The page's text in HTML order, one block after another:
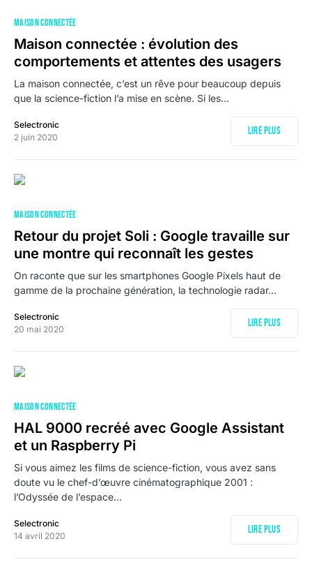
MAISON CONNECTÉE
Maison connectée : évolution des
comportements et attentes des usagers
La maison connectée, c’est un rêve pour beaucoup depuis
que la science-fiction l’a mise en scène. Si les…
Selectronic
2 juin 2020
Lire plus
MAISON CONNECTÉE
Retour du projet Soli : Google travaille sur
une montre qui reconnaît les gestes
On raconte que sur les smartphones Google Pixels haut de
gamme de la prochaine génération, la technologie radar…
Selectronic
20 mai 2020
Lire plus
MAISON CONNECTÉE
HAL 9000 recréé avec Google Assistant
et un Raspberry Pi
Si vous aimez les films de science-fiction, vous avez sans
doute vu le chef-d’œuvre cinématographique 2001 :
l’Odyssée de l’espace…
Selectronic
14 avril 2020
Lire plus